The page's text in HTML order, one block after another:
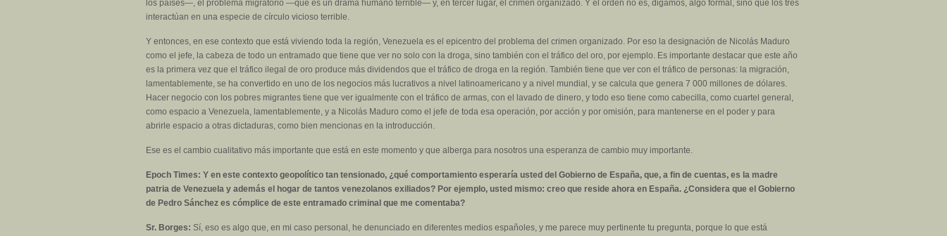
los países—, el problema migratorio —que es un drama humano terrible— y, en tercer lugar, el crimen organizado. Y el orden no es, digamos, algo formal, sino que los tres
interactúan en una especie de círculo vicioso terrible.
Y entonces, en ese contexto que está viviendo toda la región, Venezuela es el epicentro del problema del crimen organizado. Por eso la designación de Nicolás Maduro
como el jefe, la cabeza de todo un entramado que tiene que ver no solo con la droga, sino también con el tráfico del oro, por ejemplo. Es importante destacar que este año
es la primera vez que el tráfico ilegal de oro produce más dividendos que el tráfico de droga en la región. También tiene que ver con el tráfico de personas: la migración,
lamentablemente, se ha convertido en uno de los negocios más lucrativos a nivel latinoamericano y a nivel mundial, y se calcula que genera 7 000 millones de dólares.
Hacer negocio con los pobres migrantes tiene que ver igualmente con el tráfico de armas, con el lavado de dinero, y todo eso tiene como cabecilla, como cuartel general,
como espacio a Venezuela, lamentablemente, y a Nicolás Maduro como el jefe de toda esa operación, por acción y por omisión, para mantenerse en el poder y para
abrirle espacio a otras dictaduras, como bien mencionas en la introducción.
Ese es el cambio cualitativo más importante que está en este momento y que alberga para nosotros una esperanza de cambio muy importante.
Epoch Times: Y en este contexto geopolítico tan tensionado, ¿qué comportamiento esperaría usted del Gobierno de España, que, a fin de cuentas, es la madre
patria de Venezuela y además el hogar de tantos venezolanos exiliados? Por ejemplo, usted mismo: creo que reside ahora en España. ¿Considera que el Gobierno
de Pedro Sánchez es cómplice de este entramado criminal que me comentaba?
Sr. Borges: Sí, eso es algo que, en mi caso personal, he denunciado en diferentes medios españoles, y me parece muy pertinente tu pregunta, porque lo que está